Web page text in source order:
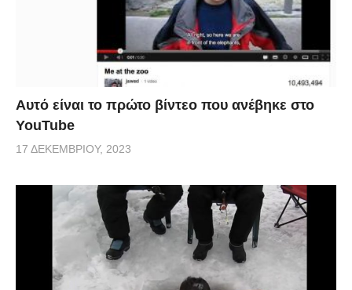
Αυτό είναι το πρώτο βίντεο που ανέβηκε στο
YouTube
17 ΔΕΚΕΜΒΡΊΟΥ, 2023